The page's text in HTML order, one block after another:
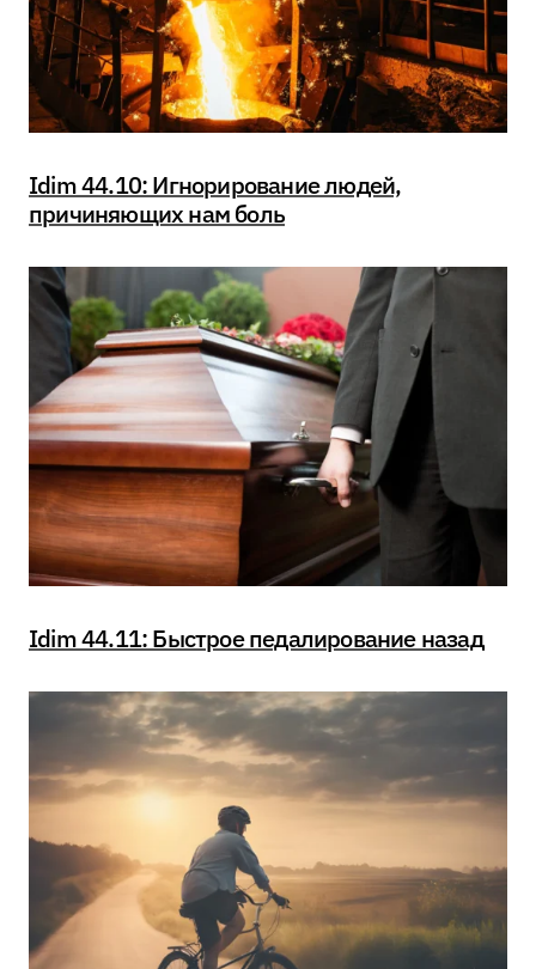
Idim 44.10: Игнорирование людей,
причиняющих нам боль
Idim 44.11: Быстрое педалирование назад